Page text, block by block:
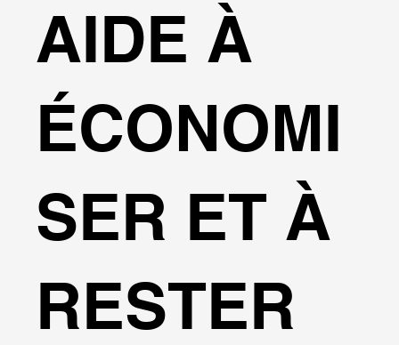
AIDE À
ÉCONOMI
SER ET À
RESTER